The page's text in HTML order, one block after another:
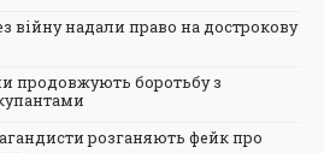
війну надали право на дострокову
продовжують боротьбу з
розганяють фейк про